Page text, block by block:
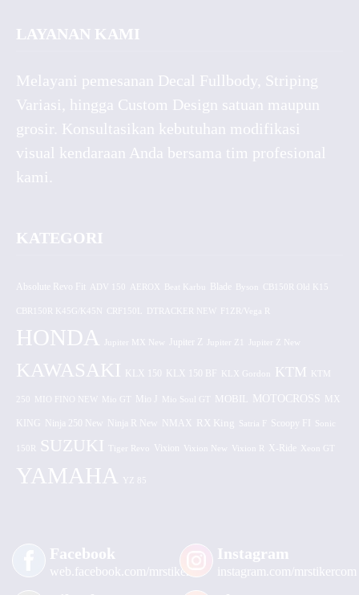
LAYANAN KAMI
Melayani pemesanan Decal Fullbody, Striping
Variasi, hingga Custom Design satuan maupun
grosir. Konsultasikan kebutuhan modifikasi
visual kendaraan Anda bersama tim profesional
kami.
KATEGORI
Absolute Revo Fit ADV 150 AEROX CB150R Old K15
CBR150R K45G/K45N CRF150L DTRACKER NEW F1ZR/Vega R
HONDA Jupiter MX New Jupiter Z Jupiter Z1 Jupiter Z New
KAWASAKI KLX 150 KLX 150 BF KLX Gordon KTM KTM
250 MIO FINO NEW Mio GT Mio J Mio Soul GT MOBIL MOTOCROSS MX
KING Ninja 250 New Ninja R New NMAX RX King Satria F Scoopy FI Sonic
150R SUZUKI Tiger Revo Vixion Vixion New Vixion R X-Ride Xeon GT
YAMAHA YZ 85
Facebook
web.facebook.com/mrstiker
Instagram
instagram.com/mrstikercom